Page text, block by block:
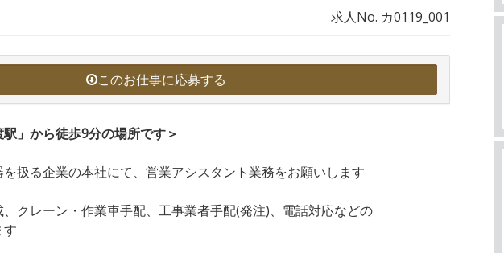
求人No. カ0119_001
このお仕事に応募する
」から徒歩9分の場所です＞
扱る企業の本社にて、営業アシスタント業務をお願いします
クレーン・作業車手配、工事業者手配(発注)、電話対応などの